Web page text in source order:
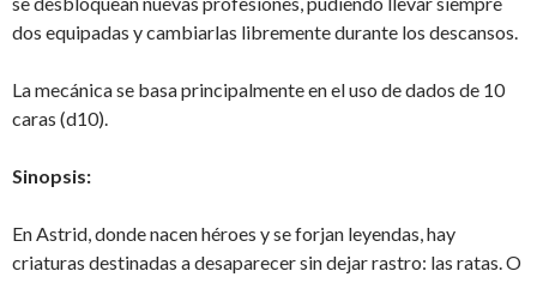
dos equipadas y cambiarlas libremente durante los descansos.
La mecánica se basa principalmente en el uso de dados de 10
caras (d10).
Sinopsis:
En Astrid, donde nacen héroes y se forjan leyendas, hay
criaturas destinadas a desaparecer sin dejar rastro: las ratas. O